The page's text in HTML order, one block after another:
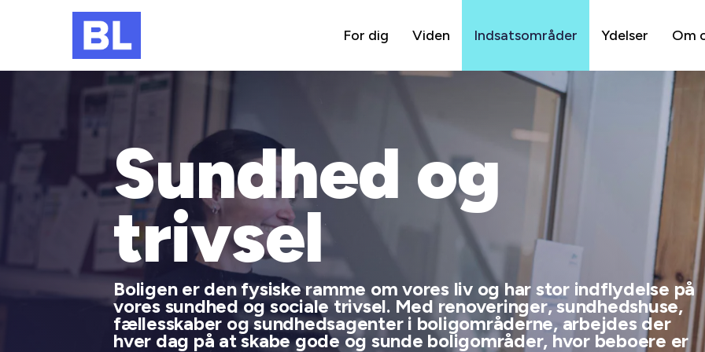
For dig Viden Indsatsområder Ydelser Om
Sundhed og
trivsel
Boligen er den fysiske ramme om vores liv og har stor indflydelse på
vores sundhed og sociale trivsel. Med renoveringer, sundhedshuse,
fællesskaber og sundhedsagenter i boligområderne, arbejdes der
hver dag på at skabe gode og sunde boligområder, hvor beboere er